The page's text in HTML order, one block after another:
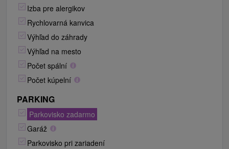
Izba pre alergikov
Rychlovarná kanvica
Výhľad do záhrady
Výhľad na mesto
Počet spální
Počet kúpelní
PARKING
Parkovisko zadarmo
Garáž
Parkovisko pri zariadení